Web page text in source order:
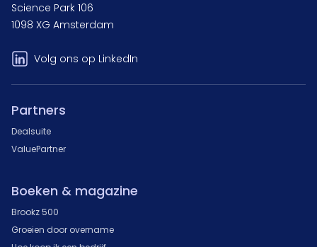
Science Park 106
1098 XG Amsterdam
Volg ons op LinkedIn
Partners
Dealsuite
ValuePartner
Boeken & magazine
Brookz 500
Groeien door overname